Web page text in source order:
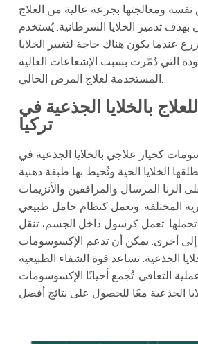
ومعالجتها بجرعة عالية من العلاج
بهدف تدمير الخلايا السرطانية. يُستخدم
عندما يكون هناك حاجة لتغيير الخلايا
التي دُمّرت بسبب الإشعاعات العالية
المستخدمة لعلاج المرض الحالي.
بالخلايا الجذعية في
تركيا
كخيار علاجي بالخلايا الجذعية في
الخلايا الحية وتُحيط بها طبقة دهنية
الرنا المرسال والمرافقين والأنزيمات
المختلفة. وتعمل كنظام حامل طبيعي
تحملها. تعمل كرسول داخل الجسم، تنقل
إلى أخرى. يمكن أن تدعم الإكسوسومات
الجذعية. تساعد قوة الشفاء الطبيعية
التعافي. تُجمع أحيانًا الإكسوسومات